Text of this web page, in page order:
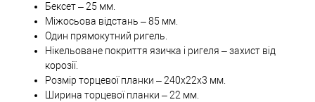
Бексет – 25 мм.
Міжосьова відстань – 85 мм.
Один прямокутний ригель.
Нікельоване покриття язичка і ригеля – захист від
корозії.
Розмір торцевої планки – 240х22х3 мм.
Ширина торцевої планки – 22 мм.